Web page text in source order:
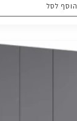
הוסף לסל